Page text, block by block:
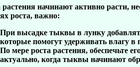
растения начинают активно расти,
роста, важно:
При высадке тыквы в лунку
которые помогут удерживать влагу в
По мере роста растения, обеспечьте
актуально, когда тыквы начинают